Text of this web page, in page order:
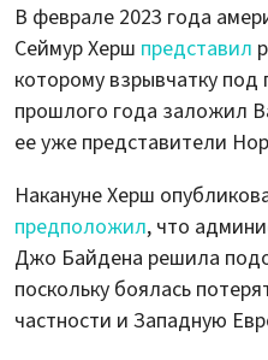
В феврале 2023 года
Сеймур Херш представил
которому взрывчатку
прошлого года заложил
ее уже представители
Накануне Херш
предположил, что
Джо Байдена решила
поскольку боялась
частности и Западную